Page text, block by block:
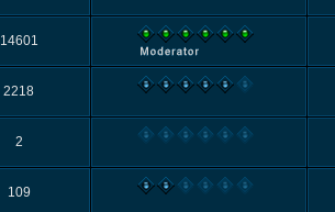
14601
2218
2
109